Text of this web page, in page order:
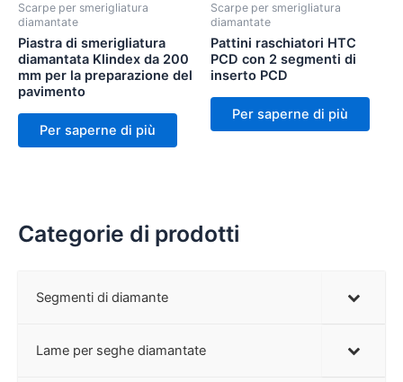
Scarpe per smerigliatura
diamantate
Piastra di smerigliatura
diamantata Klindex da 200
mm per la preparazione del
pavimento
Per saperne di più
Scarpe per smerigliatura
diamantate
Pattini raschiatori HTC
PCD con 2 segmenti di
inserto PCD
Per saperne di più
Categorie di prodotti
Segmenti di diamante
Lame per seghe diamantate